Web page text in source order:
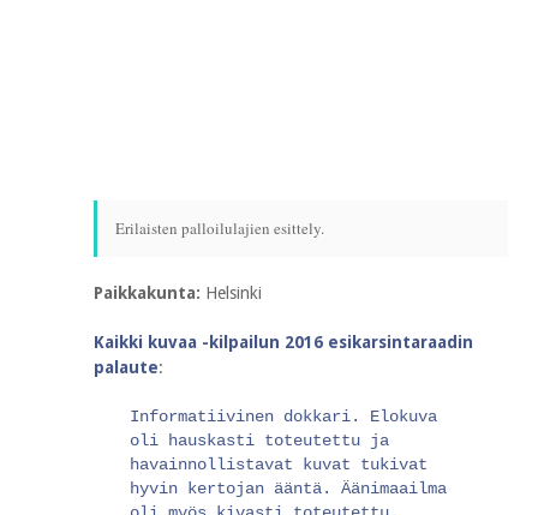
Erilaisten palloilulajien esittely.
Paikkakunta: Helsinki
Kaikki kuvaa -kilpailun 2016 esikarsintaraadin
palaute:
Informatiivinen dokkari. Elokuva
oli hauskasti toteutettu ja
havainnollistavat kuvat tukivat
hyvin kertojan ääntä. Äänimaailma